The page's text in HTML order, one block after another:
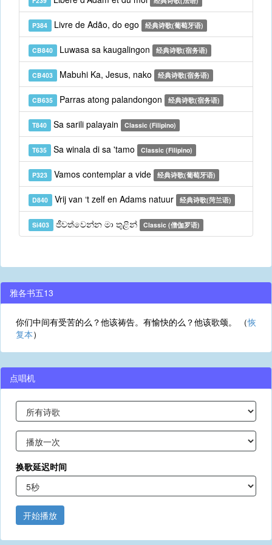
P384 Livre de Adão, do ego 经典诗歌(葡萄牙语)
CB840 Luwasa sa kaugalingon 经典诗歌(宿务语)
CB403 Mabuhi Ka, Jesus, nako 经典诗歌(宿务语)
CB635 Parras atong palandongon 经典诗歌(宿务语)
T840 Sa sarili palayain Classic (Filipino)
T635 Sa winala di sa 'tamo Classic (Filipino)
P323 Vamos contemplar a vide 经典诗歌(葡萄牙语)
D840 Vrij van ‘t zelf en Adams natuur 经典诗歌(菏兰语)
Si403 ජීවත්වෙන්න මා තුළින් Classic (僧伽罗语)
雅各书五13
你们中间有受苦的么？他该祷告。有愉快的么？他该歌颂。 （恢
复本）
点唱机
换歌延迟时间
开始播放